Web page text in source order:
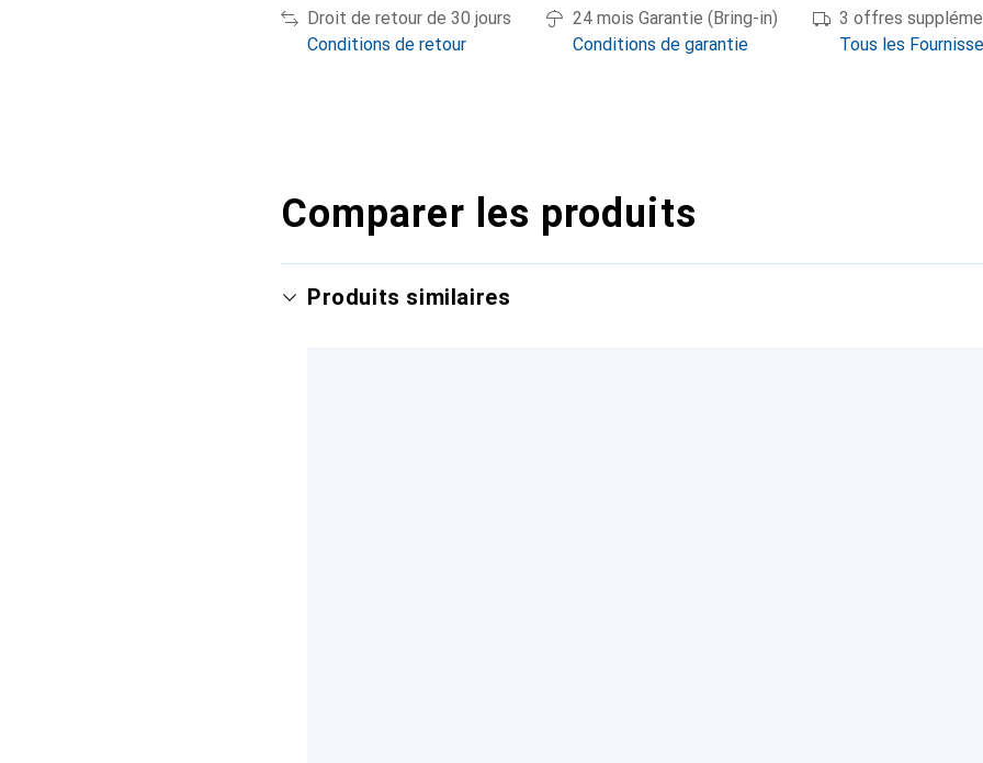
Droit de retour de 30 jours
Conditions de retour
24 mois Garantie (Bring-in)
Conditions de garantie
3 offres
Tous les
Comparer les produits
Produits similaires